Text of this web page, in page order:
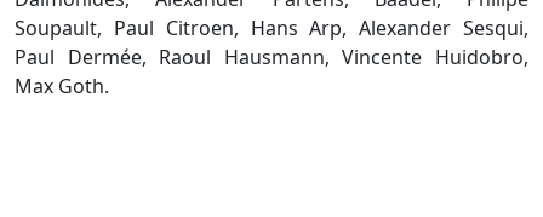
Soupault, Paul Citroen, Hans Arp, Alexander Sesqui,
Paul Dermée, Raoul Hausmann, Vincente Huidobro,
Max Goth.